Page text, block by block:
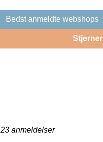
Bedst anmeldte webshops
Stjerner
23 anmeldelser